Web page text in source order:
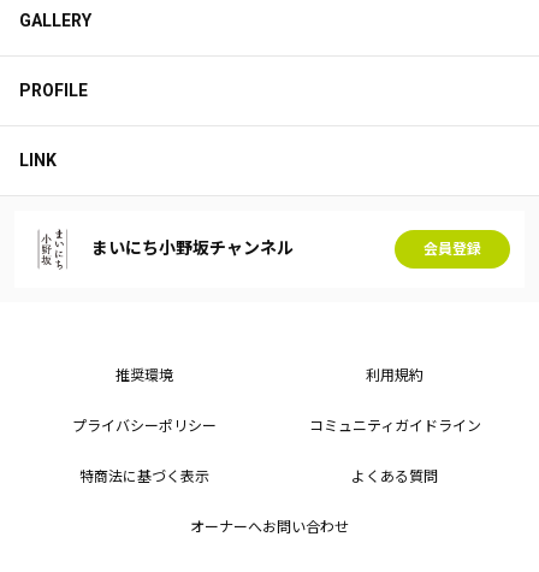
GALLERY
PROFILE
LINK
まいにち小野坂チャンネル 会員登録
推奨環境 利用規約
プライバシーポリシー コミュニティガイドライン
特商法に基づく表示 よくある質問
オーナーへお問い合わせ